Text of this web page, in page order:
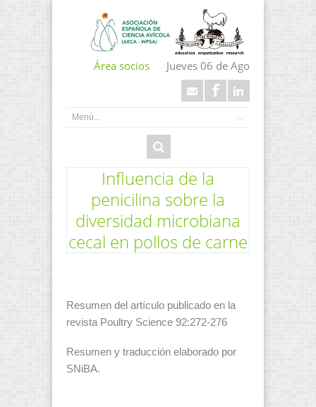
Área socios Jueves 06 de Ago
Influencia de la
penicilina sobre la
diversidad microbiana
cecal en pollos de carne
Resumen del artículo publicado en la
revista Poultry Science 92:272-276
Resumen y traducción elaborado por
SNiBA.